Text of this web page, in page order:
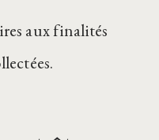
aux finalités